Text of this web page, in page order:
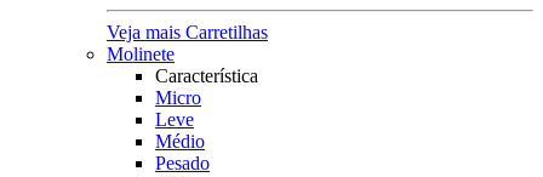
Veja mais Carretilhas
Molinete
Característica
Micro
Leve
Médio
Pesado